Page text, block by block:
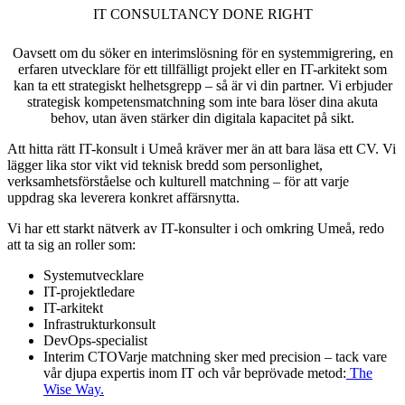
IT CONSULTANCY DONE RIGHT
Oavsett om du söker en interimslösning för en systemmigrering, en
erfaren utvecklare för ett tillfälligt projekt eller en IT-arkitekt som
kan ta ett strategiskt helhetsgrepp – så är vi din partner. Vi erbjuder
strategisk kompetensmatchning som inte bara löser dina akuta
behov, utan även stärker din digitala kapacitet på sikt.
Att hitta rätt IT-konsult i Umeå kräver mer än att bara läsa ett CV. Vi
lägger lika stor vikt vid teknisk bredd som personlighet,
verksamhetsförståelse och kulturell matchning – för att varje
uppdrag ska leverera konkret affärsnytta.
Vi har ett starkt nätverk av IT-konsulter i och omkring Umeå, redo
att ta sig an roller som:
Systemutvecklare
IT-projektledare
IT-arkitekt
Infrastrukturkonsult
DevOps-specialist
Interim CTOVarje matchning sker med precision – tack vare
vår djupa expertis inom IT och vår beprövade metod: The
Wise Way.